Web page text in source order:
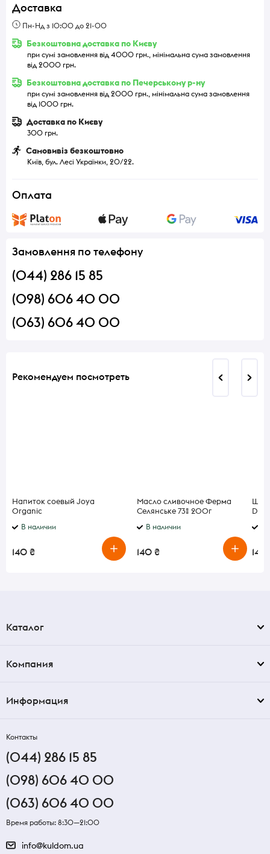
Доставка
Пн-Нд з 10:00 до 21-00
Безкоштовна доставка по Києву
при сумі замовлення від 4000 грн., мінімальна сума замовлення
від 2000 грн.
Безкоштовна доставка по Печерському р-ну
при сумі замовлення від 2000 грн., мінімальна сума замовлення
від 1000 грн.
Доставка по Києву
300 грн.
Самовивіз безкоштовно
Київ, бул. Лесі Українки, 20/22.
Оплата
Замовлення по телефону
(044) 286 15 85
(098) 606 40 00
(063) 606 40 00
Рекомендуем посмотреть
Напиток соевый Joya
Organic
В наличии
140 ₴
Масло сливочное Ферма
Селянське 73% 200г
В наличии
140 ₴ 140
Каталог
Компания
Информация
Контакты
(044) 286 15 85
(098) 606 40 00
(063) 606 40 00
Время работы: 8:30—21:00
info@kuldom.ua